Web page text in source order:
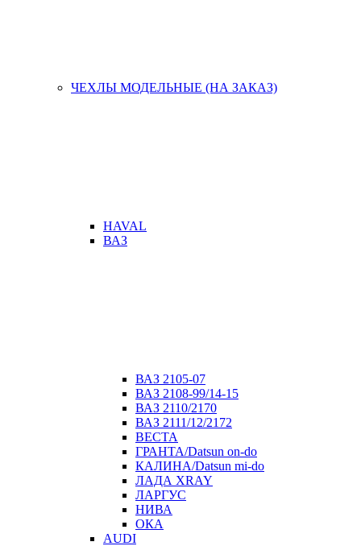
ЧЕХЛЫ МОДЕЛЬНЫЕ (НА ЗАКАЗ)
HAVAL
ВАЗ
ВАЗ 2105-07
ВАЗ 2108-99/14-15
ВАЗ 2110/2170
ВАЗ 2111/12/2172
ВЕСТА
ГРАНТА/Datsun on-do
КАЛИНА/Datsun mi-do
ЛАДА XRAY
ЛАРГУС
НИВА
ОКА
AUDI